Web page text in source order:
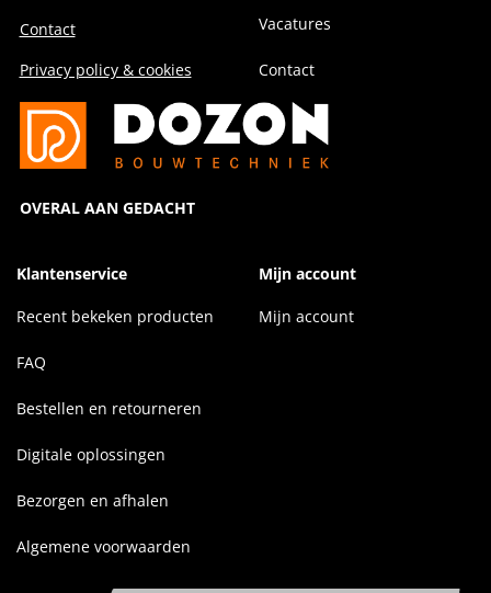
Contact
Privacy policy & cookies
OVERAL AAN GEDACHT
Vacatures
Contact
Klantenservice
Recent bekeken producten
FAQ
Bestellen en retourneren
Digitale oplossingen
Bezorgen en afhalen
Algemene voorwaarden
Mijn account
Mijn account